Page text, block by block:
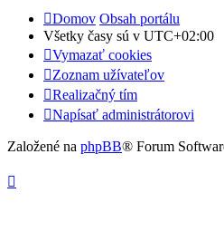
Domov Obsah portálu
Všetky časy sú v UTC+02:00
Vymazať cookies
Zoznam užívateľov
Realizačný tím
Napísať administrátorovi
Založené na phpBB® Forum